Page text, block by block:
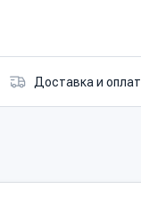
Доставка и